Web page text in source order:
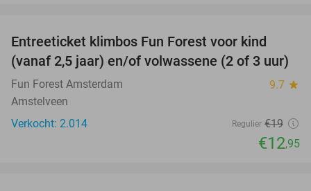
Entreeticket klimbos Fun Forest voor kind
(vanaf 2,5 jaar) en/of volwassene (2 of 3 uur)
Fun Forest Amsterdam 9.7 star
Amstelveen
Verkocht: 2.014
Regulier €19
€12,95